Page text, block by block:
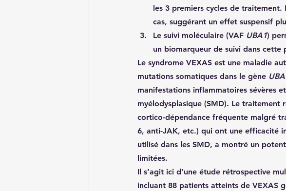
les 3 premiers cycles de traitement.
cas, suggérant un effet suspensif
Le suivi moléculaire (VAF UBA1)
un biomarqueur de suivi dans cette
Le syndrome VEXAS est une maladie
mutations somatiques dans le gène
manifestations inflammatoires sévères
myélodysplasique (SMD). Le traitement
cortico-dépendance fréquente malgré
6, anti-JAK, etc.) qui ont une efficacité
utilisé dans les SMD, a montré un
limitées.
Il s’agit ici d’une étude rétrospective
incluant 88 patients atteints de VEXAS